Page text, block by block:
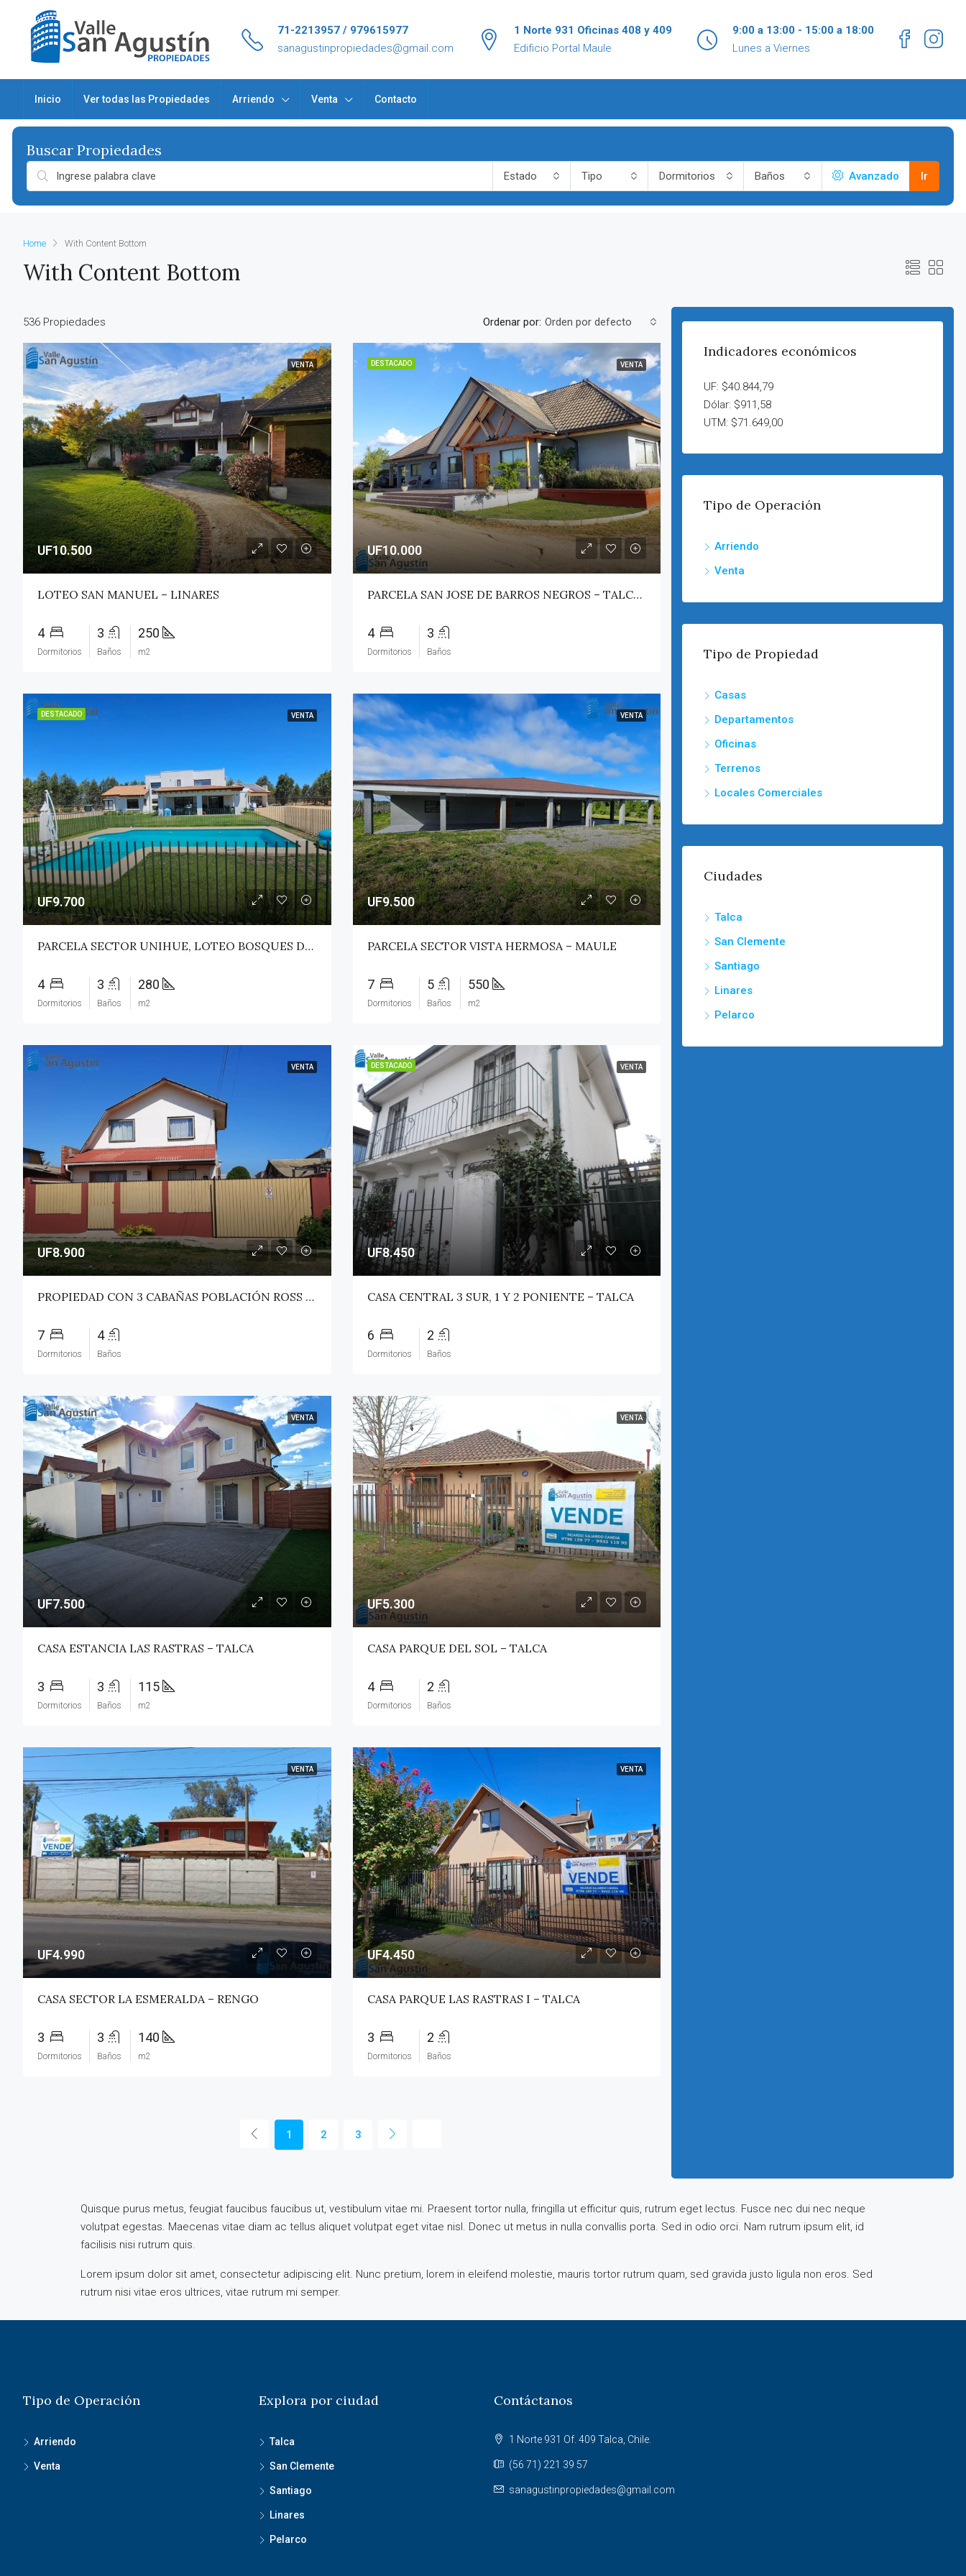
71-2213957 / 979615977
sanagustinpropiedades@gmail.com
1 Norte 931 Oficinas 408 y 409
Edificio Portal Maule
9:00 a 13:00 - 15:00 a 18:00
Lunes a Viernes
Inicio Ver todas las Propiedades Arriendo Venta Contacto
Estado Tipo Dormitorios Baños Avanzado Ir
Home With Content Bottom
With Content Bottom
536 Propiedades Ordenar por: Orden por defecto
VENTA
UF10.500
LOTEO SAN MANUEL – LINARES
4
Dormitorios
3
Baños
250
m2
DESTACADO VENTA
UF10.000
PARCELA SAN JOSE DE BARROS NEGROS – TALCA (MAULE NORTE)
4
Dormitorios
3
Baños
DESTACADO VENTA
UF9.700
PARCELA SECTOR UNIHUE, LOTEO BOSQUES DEL VALLE – MAULE
4
Dormitorios
3
Baños
280
m2
VENTA
UF9.500
PARCELA SECTOR VISTA HERMOSA – MAULE
7
Dormitorios
5
Baños
550
m2
VENTA
UF8.900
PROPIEDAD CON 3 CABAÑAS POBLACIÓN ROSS – PICHILEMU
7
Dormitorios
4
Baños
DESTACADO VENTA
UF8.450
CASA CENTRAL 3 SUR, 1 Y 2 PONIENTE – TALCA
6
Dormitorios
2
Baños
VENTA
UF7.500
CASA ESTANCIA LAS RASTRAS – TALCA
3
Dormitorios
3
Baños
115
m2
VENTA
UF5.300
CASA PARQUE DEL SOL – TALCA
4
Dormitorios
2
Baños
VENTA
UF4.990
CASA SECTOR LA ESMERALDA – RENGO
3
Dormitorios
3
Baños
140
m2
VENTA
UF4.450
CASA PARQUE LAS RASTRAS I – TALCA
3
Dormitorios
2
Baños
1 2 3
Indicadores económicos
UF: $40.844,79
Dólar: $911,58
UTM: $71.649,00
Tipo de Operación
Arriendo
Venta
Tipo de Propiedad
Casas
Departamentos
Oficinas
Terrenos
Locales Comerciales
Ciudades
Talca
San Clemente
Santiago
Linares
Pelarco
Quisque purus metus, feugiat faucibus faucibus ut, vestibulum vitae mi. Praesent tortor nulla, fringilla ut efficitur quis, rutrum eget lectus. Fusce nec dui nec neque
volutpat egestas. Maecenas vitae diam ac tellus aliquet volutpat eget vitae nisl. Donec ut metus in nulla convallis porta. Sed in odio orci. Nam rutrum ipsum elit, id
facilisis nisi rutrum quis.
Lorem ipsum dolor sit amet, consectetur adipiscing elit. Nunc pretium, lorem in eleifend molestie, mauris tortor rutrum quam, sed gravida justo ligula non eros. Sed
rutrum nisi vitae eros ultrices, vitae rutrum mi semper.
Tipo de Operación
Arriendo
Venta
Explora por ciudad
Talca
San Clemente
Santiago
Linares
Pelarco
Contáctanos
1 Norte 931 Of. 409 Talca, Chile.
(56 71) 221 39 57
sanagustinpropiedades@gmail.com